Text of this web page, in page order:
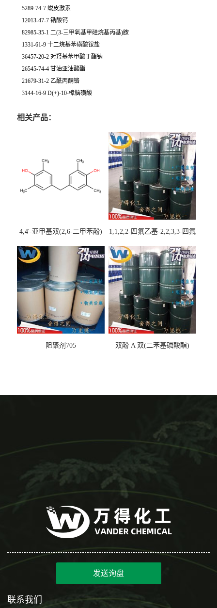
5289-74-7 蜕皮激素
12013-47-7 锆酸钙
82985-35-1 二(3-三甲氧基甲硅烷基丙基)胺
1331-61-9 十二烷基苯磺酸铵盐
36457-20-2 对羟基苯甲酸丁酯钠
26545-74-4 甘油亚油酸酯
21679-31-2 乙酰丙酮铬
3144-16-9 D(+)-10-樟脑磺酸
相关产品：
4,4'-亚甲基双(2,6-二甲苯酚)
1,1,2,2-四氟乙基-2,2,3,3-四氟
阻聚剂705 双酚 A 双(二苯基磷酸酯)
发送询盘
联系我们